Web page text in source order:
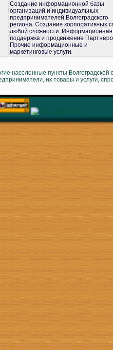
Создание информационной базы
организаций и индивидуальных
предпринимателей Волгоградского
региона. Создание корпоративных
любой сложности. Информационная
поддержка и продвижение
Прочие информационные и
маркетинговые услуги.
населенные пункты Волгоградской
их товары и услуги,